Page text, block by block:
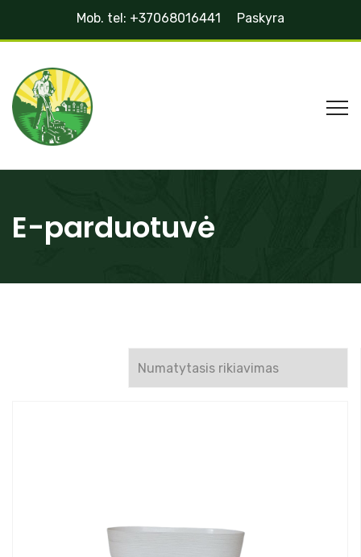
Mob. tel: +37068016441 Paskyra
E-parduotuvė